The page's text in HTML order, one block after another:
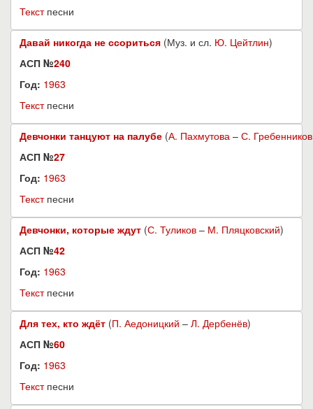
Текстпесни
Давай никогда не ссориться (Муз. и сл. Ю. Цейтлин)
АСП №240
Год: 1963
Текстпесни
Девчонки танцуют на палубе (А. Пахмутова – С. Гребенников
АСП №27
Год: 1963
Текстпесни
Девчонки, которые ждут (С. Туликов – М. Пляцковский)
АСП №42
Год: 1963
Текстпесни
Для тех, кто ждёт (П. Аедоницкий – Л. Дербенёв)
АСП №60
Год: 1963
Текстпесни